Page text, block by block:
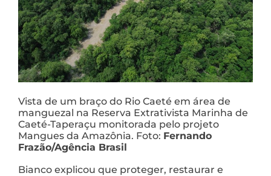
Vista de um braço do Rio Caeté em área de
manguezal na Reserva Extrativista Marinha de
Caeté-Taperaçu monitorada pelo projeto
Mangues da Amazônia. Foto: Fernando
Frazão/Agência Brasil
Bianco explicou que proteger, restaurar e